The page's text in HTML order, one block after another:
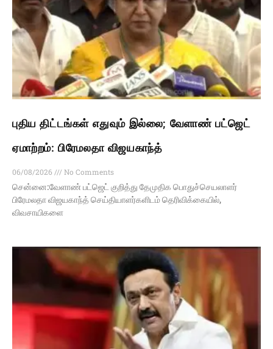
புதிய திட்டங்கள் எதுவும் இல்லை; வேளாண் பட்ஜெட்
ஏமாற்றம்: பிரேமலதா விஜயகாந்த்
06/08/2026
No Comments
சென்னை:வேளாண் பட்ஜெட் குறித்து தேமுதிக பொதுச்செயலாளர்
பிரேமலதா விஜயகாந்த் செய்தியாளர்களிடம் தெரிவிக்கையில்,
விவசாயிகளை